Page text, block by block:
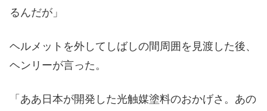
るんだが」
ヘルメットを外してしばしの間周囲を見渡した後、
ヘンリーが言った。
「ああ日本が開発した光触媒塗料のおかげさ。あの